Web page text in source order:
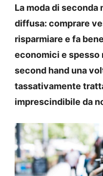
La moda di seconda
diffusa: comprare
risparmiare e fa
economici e spesso
second hand una
tassativamente
imprescindibile da